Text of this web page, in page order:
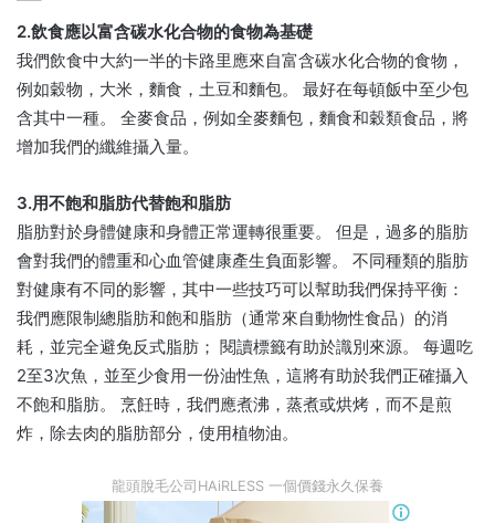
2.飲食應以富含碳水化合物的食物為基礎
我們飲食中大約一半的卡路里應來自富含碳水化合物的食物，
例如穀物，大米，麵食，土豆和麵包。 最好在每頓飯中至少包
含其中一種。 全麥食品，例如全麥麵包，麵食和穀類食品，將
增加我們的纖維攝入量。
3.用不飽和脂肪代替飽和脂肪
脂肪對於身體健康和身體正常運轉很重要。 但是，過多的脂肪
會對我們的體重和心血管健康產生負面影響。 不同種類的脂肪
對健康有不同的影響，其中一些技巧可以幫助我們保持平衡：
我們應限制總脂肪和飽和脂肪（通常來自動物性食品）的消
耗，並完全避免反式脂肪； 閱讀標籤有助於識別來源。 每週吃
2至3次魚，並至少食用一份油性魚，這將有助於我們正確攝入
不飽和脂肪。 烹飪時，我們應煮沸，蒸煮或烘烤，而不是煎
炸，除去肉的脂肪部分，使用植物油。
龍頭脫毛公司HAiRLESS 一個價錢永久保養